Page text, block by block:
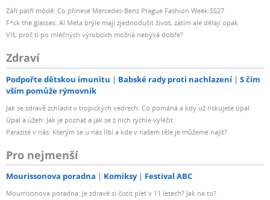
Září patří módě: Co přinese Mercedes-Benz Prague Fashion Week SS27
F*ck the glasses: AI Meta brýle mají zjednodušit život, zatím ale dělají opak
Víš, proč ti po mléčných výrobcích možná nebývá dobře?
Zdraví
Podpořte dětskou imunitu Babské rady proti nachlazení
S čím
vším pomůže rýmovník
Jak se zdravě zchladit v tropických vedrech: Co pomáhá a kdy už riskujete úpal
Úpal a úžeh: Jak je poznat a jak se z nich rychle vyléčit
Parazité v nás: Kterým se u nás líbí a kde v našem těle je můžeme najít?
Pro nejmenší
Mourissonova poradna Komiksy Festival ABC
Mourrisonova poradna: Je zdravé si čistit pleť v 11 letech? Jak na to?